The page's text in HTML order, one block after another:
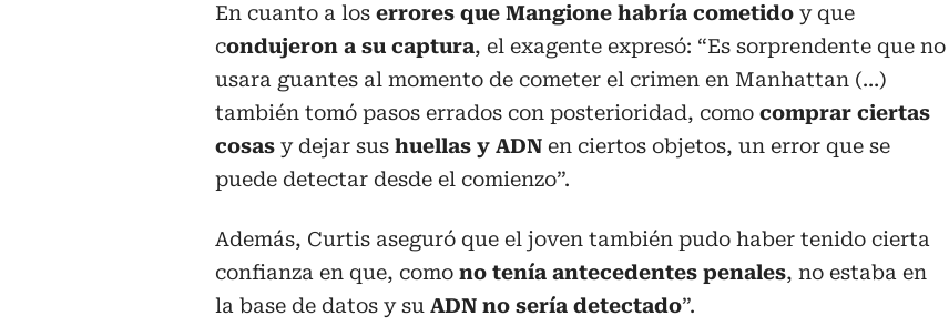
En cuanto a los errores que Mangione habría cometido y que
condujeron a su captura, el exagente expresó: “Es sorprendente que no
usara guantes al momento de cometer el crimen en Manhattan (…)
también tomó pasos errados con posterioridad, como comprar ciertas
cosas y dejar sus huellas y ADN en ciertos objetos, un error que se
puede detectar desde el comienzo”.
Además, Curtis aseguró que el joven también pudo haber tenido cierta
confianza en que, como no tenía antecedentes penales, no estaba en
la base de datos y su ADN no sería detectado”.